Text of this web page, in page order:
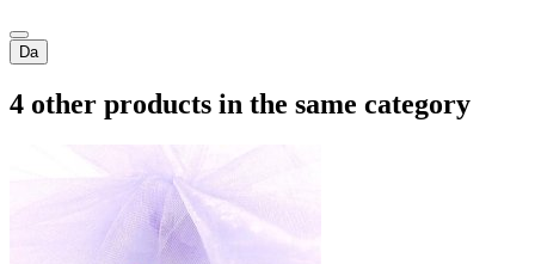
Da
4 other products in the same category